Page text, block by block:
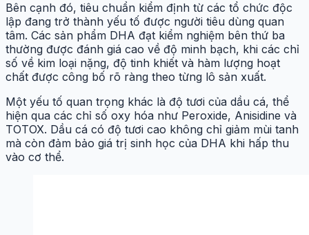
Bên cạnh đó, tiêu chuẩn kiểm định từ các tổ chức độc
lập đang trở thành yếu tố được người tiêu dùng quan
tâm. Các sản phẩm DHA đạt kiểm nghiệm bên thứ ba
thường được đánh giá cao về độ minh bạch, khi các chỉ
số về kim loại nặng, độ tinh khiết và hàm lượng hoạt
chất được công bố rõ ràng theo từng lô sản xuất.
Một yếu tố quan trọng khác là độ tươi của dầu cá, thể
hiện qua các chỉ số oxy hóa như Peroxide, Anisidine và
TOTOX. Dầu cá có độ tươi cao không chỉ giảm mùi tanh
mà còn đảm bảo giá trị sinh học của DHA khi hấp thu
vào cơ thể.